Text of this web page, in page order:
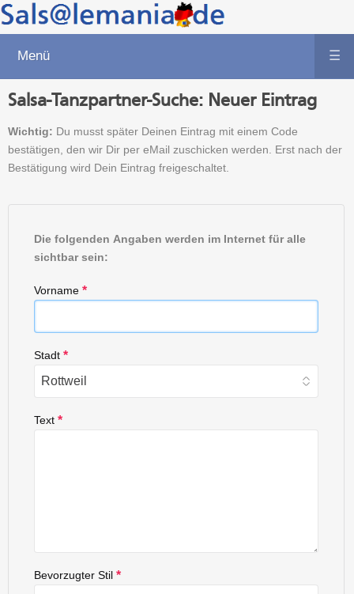
Menü ☰
Salsa-Tanzpartner-Suche: Neuer Eintrag
Wichtig: Du musst später Deinen Eintrag mit einem Code
bestätigen, den wir Dir per eMail zuschicken werden. Erst nach der
Bestätigung wird Dein Eintrag freigeschaltet.
Die folgenden Angaben werden im Internet für alle
sichtbar sein:
Vorname *
Stadt *
Text *
Bevorzugter Stil *